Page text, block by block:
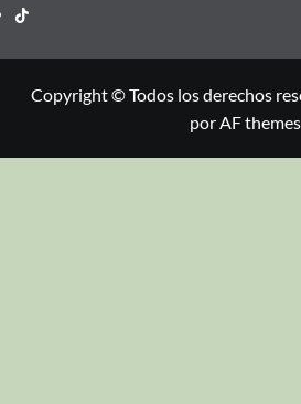
Copyright © Todos los derechos
por AF themes.